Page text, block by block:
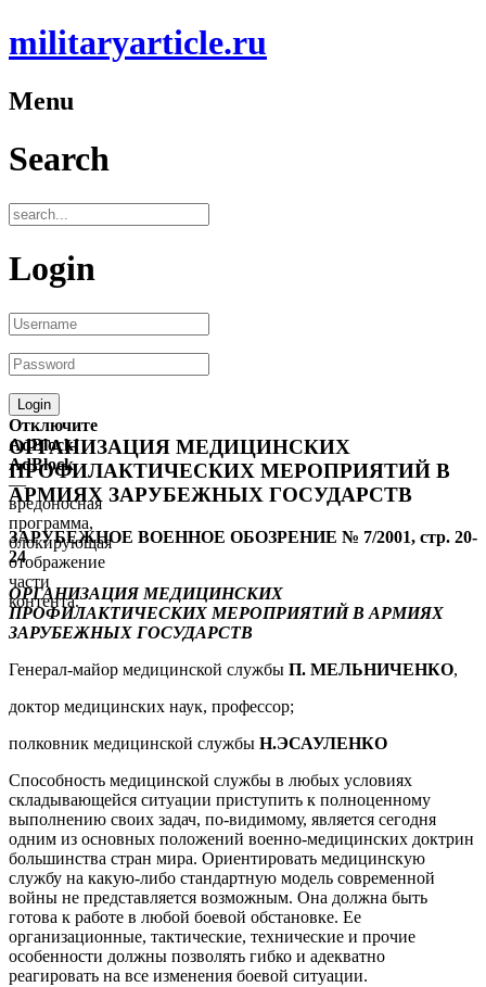
militaryarticle.ru
Menu
Search
Login
Отключите
AdBlock!
AdBlock
—
вредоносная
программа,
блокирующая
отображение
части
контента.
ОРГАНИЗАЦИЯ МЕДИЦИНСКИХ
ПРОФИЛАКТИЧЕСКИХ МЕРОПРИЯТИЙ В
АРМИЯХ ЗАРУБЕЖНЫХ ГОСУДАРСТВ
ЗАРУБЕЖНОЕ ВОЕННОЕ ОБОЗРЕНИЕ № 7/2001, стр. 20-
24
ОРГАНИЗАЦИЯ МЕДИЦИНСКИХ
ПРОФИЛАКТИЧЕСКИХ МЕРОПРИЯТИЙ В АРМИЯХ
ЗАРУБЕЖНЫХ ГОСУДАРСТВ
Генерал-майор медицинской службы П. МЕЛЬНИЧЕНКО,
доктор медицинских наук, профессор;
полковник медицинской службы Н.ЭСАУЛЕНКО
Способность медицинской службы в любых условиях
складывающейся ситуации приступить к полноценному
выполнению своих задач, по-видимому, является сегодня
одним из основных положений военно-медицинских доктрин
большинства стран мира. Ориентировать медицинскую
службу на какую-либо стандартную модель современной
войны не представляется возможным. Она должна быть
готова к работе в любой боевой обстановке. Ее
организационные, тактические, технические и прочие
особенности должны позволять гибко и адекватно
реагировать на все изменения боевой ситуации.